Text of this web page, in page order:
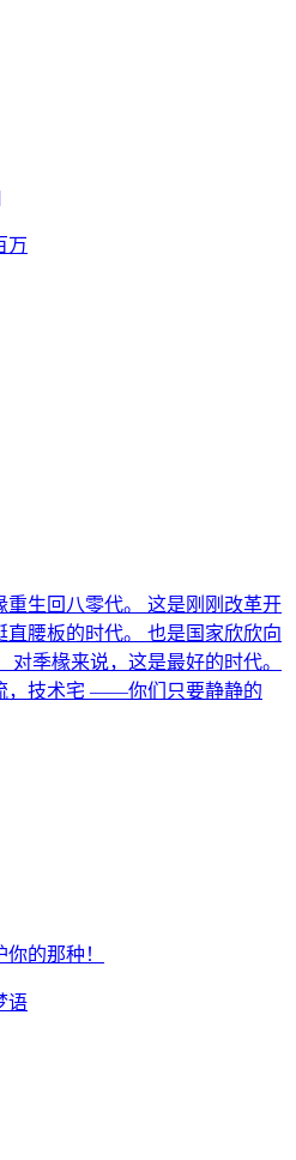
万
重生回八零代。 这是刚刚改革开
直腰板的时代。 也是国家欣欣向
对季椽来说，这是最好的时代。
技术宅 ——你们只要静静的
的那种！
语